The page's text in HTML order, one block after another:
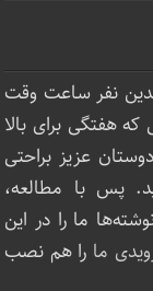
نفر ساعت‌ وقت
هفتگی برای بالا
عزیز براحتی
پس با مطالعه،
ما را در این
ما را هم نصب